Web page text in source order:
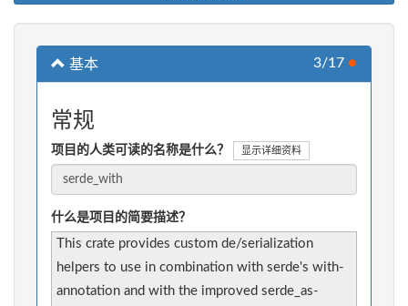
基本 3/17 ●
常规
项目的人类可读的名称是什么？ 显示详细资料
什么是项目的简要描述？
This crate provides custom de/serialization
helpers to use in combination with serde's with-
annotation and with the improved serde_as-